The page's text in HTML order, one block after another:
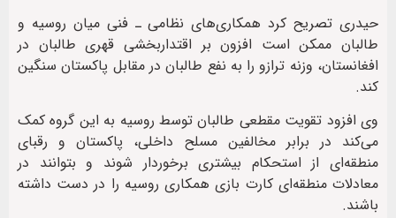
حیدری تصریح کرد همکاری‌های نظامی ـ فنی میان روسیه و
طالبان ممکن است افزون بر اقتداربخشی قهری طالبان در
افغانستان، وزنه ترازو را به نفع طالبان در مقابل پاکستان سنگین
کند.
وی افزود تقویت مقطعی طالبان توسط روسیه به این گروه کمک
می‌کند در برابر مخالفین مسلح داخلی، پاکستان و رقبای
منطقه‌ای از استحکام بیشتری برخوردار شوند و بتوانند در
معادلات منطقه‌ای کارت بازی همکاری روسیه را در دست داشته
باشند.